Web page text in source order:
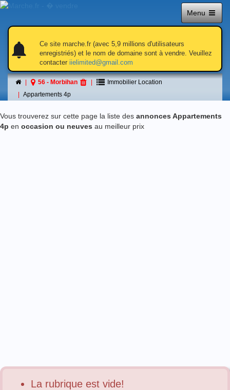
Menu
notifications
notifications
Ce site marche.fr (avec 5,9 millions d'utilisateurs
enregistriés) et le nom de domaine sont à vendre. Veuillez
contacter iielimited@gmail.com
56 - Morbihan
Immobilier Location
Appartements 4p
Appartements 4p
á 56 - Morbihan
Vous trouverez sur cette page la liste des annonces Appartements
4p en occasion ou neuves au meilleur prix
La rubrique est vide!